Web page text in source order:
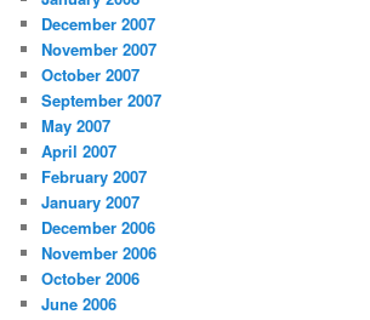
December 2007
November 2007
October 2007
September 2007
May 2007
April 2007
February 2007
January 2007
December 2006
November 2006
October 2006
June 2006